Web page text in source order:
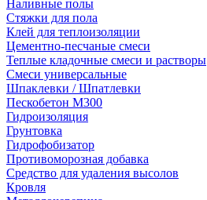
Наливные полы
Стяжки для пола
Клей для теплоизоляции
Цементно-песчаные смеси
Теплые кладочные смеси и растворы
Смеси универсальные
Шпаклевки / Шпатлевки
Пескобетон М300
Гидроизоляция
Грунтовка
Гидрофобизатор
Противоморозная добавка
Средство для удаления высолов
Кровля